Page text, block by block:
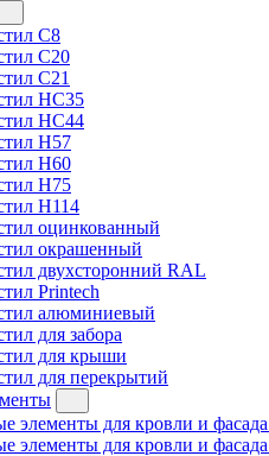
C8
C20
C21
HC35
HC44
H57
H60
H75
H114
оцинкованный
окрашенный
двухсторонний RAL
Printech
алюминиевый
для забора
для крыши
для перекрытий
элементы для кровли и
элементы для кровли и